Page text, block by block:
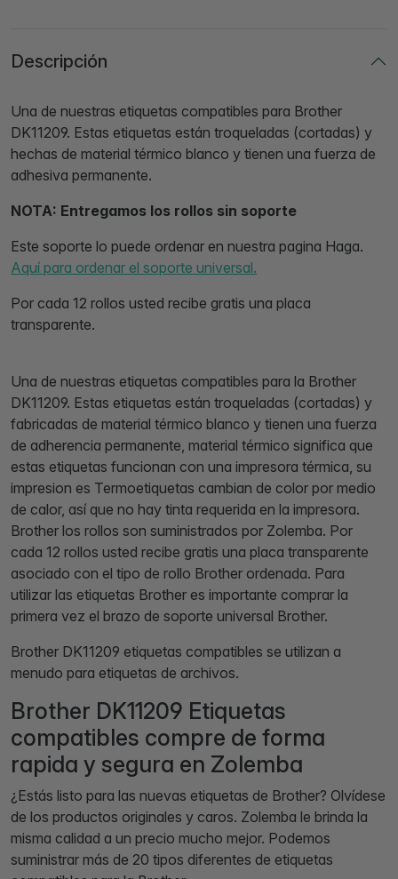
Descripción
Una de nuestras etiquetas compatibles para Brother
DK11209. Estas etiquetas están troqueladas (cortadas) y
hechas de material térmico blanco y tienen una fuerza de
adhesiva permanente.
NOTA: Entregamos los rollos sin soporte
Este soporte lo puede ordenar en nuestra pagina Haga.
Aquí para ordenar el soporte universal.
Por cada 12 rollos usted recibe gratis una placa
transparente.
Una de nuestras etiquetas compatibles para la Brother
DK11209. Estas etiquetas están troqueladas (cortadas) y
fabricadas de material térmico blanco y tienen una fuerza
de adherencia permanente, material térmico significa que
estas etiquetas funcionan con una impresora térmica, su
impresion es Termoetiquetas cambian de color por medio
de calor, así que no hay tinta requerida en la impresora.
Brother los rollos son suministrados por Zolemba. Por
cada 12 rollos usted recibe gratis una placa transparente
asociado con el tipo de rollo Brother ordenada. Para
utilizar las etiquetas Brother es importante comprar la
primera vez el brazo de soporte universal Brother.
Brother DK11209 etiquetas compatibles se utilizan a
menudo para etiquetas de archivos.
Brother DK11209 Etiquetas
compatibles compre de forma
rapida y segura en Zolemba
¿Estás listo para las nuevas etiquetas de Brother? Olvídese
de los productos originales y caros. Zolemba le brinda la
misma calidad a un precio mucho mejor. Podemos
suministrar más de 20 tipos diferentes de etiquetas